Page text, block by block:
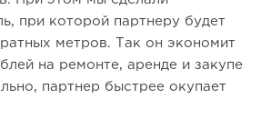
при которой партнеру будет
метров. Так он экономит
на ремонте, аренде и закупе
партнер быстрее окупает